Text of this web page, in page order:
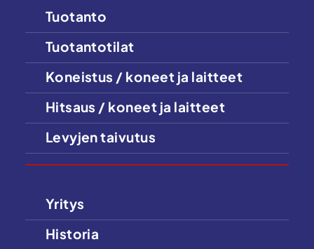
Tuotanto
Tuotantotilat
Koneistus / koneet ja laitteet
Hitsaus / koneet ja laitteet
Levyjen taivutus
Yritys
Historia